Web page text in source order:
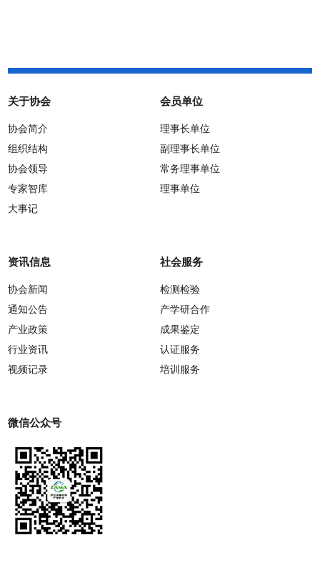
关于协会
协会简介
组织结构
协会领导
专家智库
大事记
会员单位
理事长单位
副理事长单位
常务理事单位
理事单位
资讯信息
协会新闻
通知公告
产业政策
行业资讯
视频记录
社会服务
检测检验
产学研合作
成果鉴定
认证服务
培训服务
微信公众号